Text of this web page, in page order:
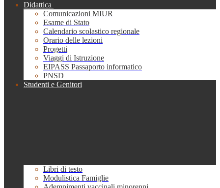
Didattica
Comunicazioni MIUR
Esame di Stato
Calendario scolastico regionale
Orario delle lezioni
Progetti
Viaggi di Istruzione
EIPASS Passaporto informatico
PNSD
Studenti e Genitori
Libri di testo
Modulistica Famiglie